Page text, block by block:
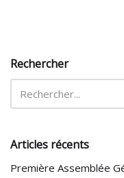
Rechercher
Articles récents
Première Assemblée